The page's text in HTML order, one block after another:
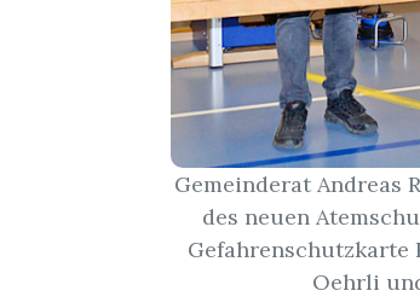
Gemeinderat Andreas
des neuen
Gefahrenschutzkarte
Oehrli